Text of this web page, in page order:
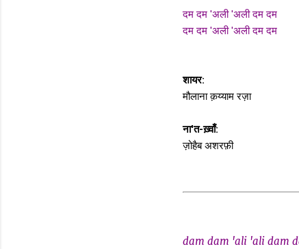
दम दम 'अली 'अली दम दम
दम दम 'अली 'अली दम दम
शायर:
मौलाना क़य्याम रज़ा
ना'त-ख़्वाँ:
ज़ोहैब अशरफ़ी
dam dam 'ali 'ali dam